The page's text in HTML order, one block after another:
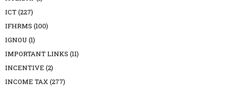
ICT(227)
IFHRMS (100)
IGNOU (1)
IMPORTANT LINKS (11)
INCENTIVE (2)
INCOME TAX(277)